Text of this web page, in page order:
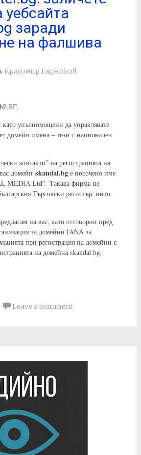
уебсайта
заради
на фалшива
Красимир Гаджоков
упълномощени да управлявате
домейн имена – тези с национален
контакти” на регистрацията на
домейн skandal.bgе посочено име
MEDIA Ltd”. Такава фирма не
Търговски регистър, нито
на вас, като отговорни пред
за домейни IANA за
при регистрация на домейни с
на домейна skandal.bg.
Leave a comment